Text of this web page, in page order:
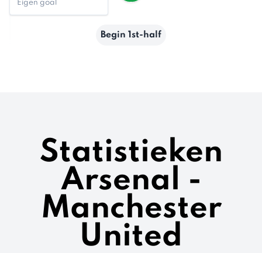
Eigen goal
Begin 1st-half
Statistieken
Arsenal -
Manchester
United